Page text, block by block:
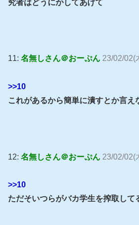
究者はどうにかしてあげて
11: 名無しさん＠おーぷん 23/02/02(
>>10
これがあるから簡単に潰すとか言え
12: 名無しさん＠おーぷん 23/02/02(
>>10
ただそいつらがバカ学生を搾取して